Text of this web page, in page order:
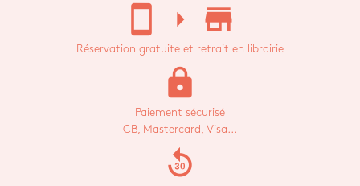
stay_current_portrait arrow_right store_mall_directory
Réservation gratuite et retrait en librairie
lock
Paiement sécurisé
CB, Mastercard, Visa...
replay_30